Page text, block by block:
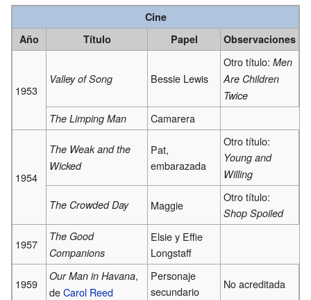
Cine
Año
Título Papel Observaciones
1953
Valley of Song Bessie Lewis
Otro título: Men
Are Children
Twice
The Limping Man
Camarera
1954
The Weak and the
Wicked
Pat,
embarazada
Otro título:
Young and
Willing
The Crowded Day Maggie
Otro título:
Shop Spoiled
1957
The Good
Companions
Elsie y Effie
Longstaff
1959
Our Man in Havana,
deCarol Reed
Personaje
secundario
No acreditada